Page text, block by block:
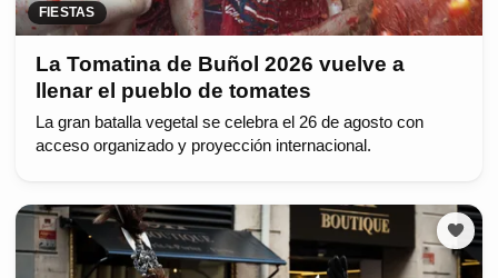
FIESTAS
La Tomatina de Buñol 2026 vuelve a
llenar el pueblo de tomates
La gran batalla vegetal se celebra el 26 de agosto con
acceso organizado y proyección internacional.